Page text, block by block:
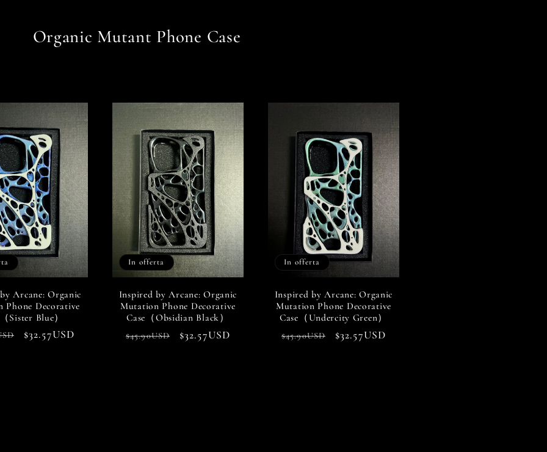
Organic Mutant Phone Case
Arcane: Organic
Phone Decorative
Sister Blue）
Prezzo
$32.57USD
In offerta
Inspired by Arcane: Organic
Mutation Phone Decorative
Case（Obsidian Black）
Prezzo
$45.90USD
Prezzo
$32.57USD
In offerta
Inspired by Arcane: Organic
Mutation Phone Decorative
Case（Undercity Green）
Prezzo
$45.90USD
Prezzo
$32.57USD